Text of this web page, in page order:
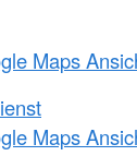
Maps
Maps